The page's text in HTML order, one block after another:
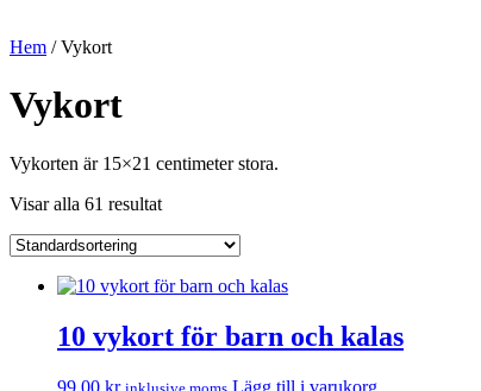
Hem / Vykort
Vykort
Vykorten är 15×21 centimeter stora.
Visar alla 61 resultat
10 vykort för barn och kalas
99,00 kr Lägg till i varukorg